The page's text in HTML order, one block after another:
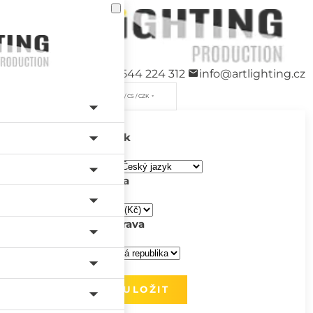
+420 544 224 312 info@artlighting.cz
/ CS / CZK
Jazyk
Měna
Doprava